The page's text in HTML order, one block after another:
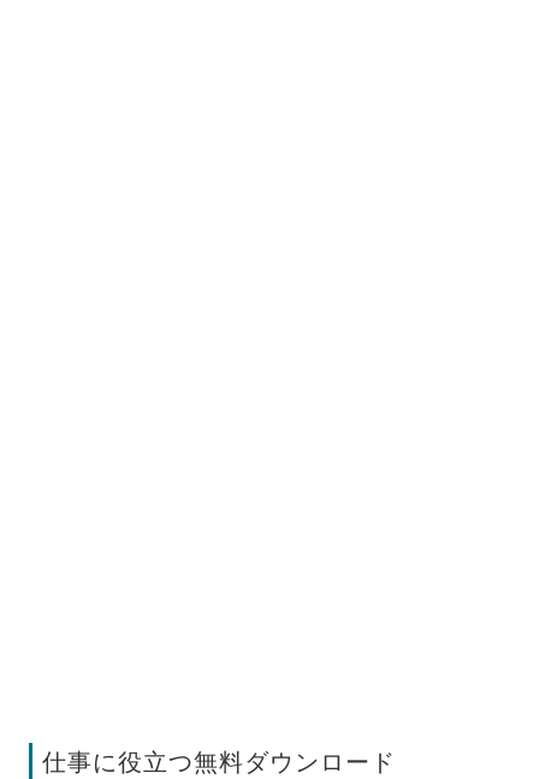
仕事に役立つ無料ダウンロード